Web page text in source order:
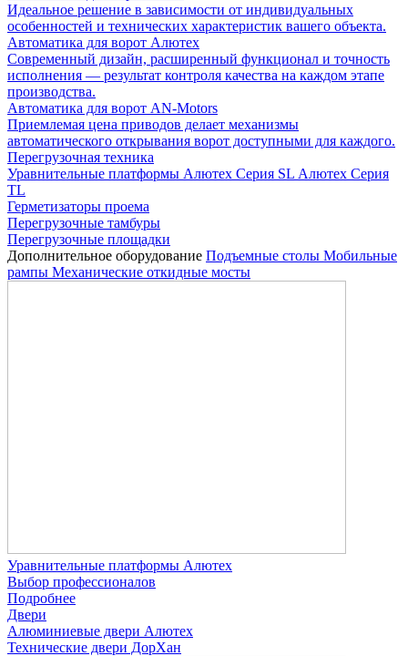
Идеальное решение в зависимости от индивидуальных
особенностей и технических характеристик вашего объекта.
Автоматика для ворот Алютех
Современный дизайн, расширенный функционал и точность
исполнения — результат контроля качества на каждом этапе
производства.
Автоматика для ворот AN-Motors
Приемлемая цена приводов делает механизмы
автоматического открывания ворот доступными для каждого.
Перегрузочная техника
Уравнительные платформы Алютех Серия SL Алютех Серия
TL
Герметизаторы проема
Перегрузочные тамбуры
Перегрузочные площадки
Дополнительное оборудование Подъемные столы Мобильные
рампы Механические откидные мосты
Уравнительные платформы Алютех
Выбор профессионалов
Подробнее
Двери
Алюминиевые двери Алютех
Технические двери ДорХан